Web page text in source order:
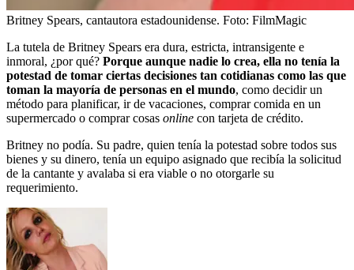
Britney Spears, cantautora estadounidense. Foto: FilmMagic
La tutela de Britney Spears era dura, estricta, intransigente e
inmoral, ¿por qué? Porque aunque nadie lo crea, ella no tenía la
potestad de tomar ciertas decisiones tan cotidianas como las que
toman la mayoría de personas en el mundo, como decidir un
método para planificar, ir de vacaciones, comprar comida en un
supermercado o comprar cosas online con tarjeta de crédito.
Britney no podía. Su padre, quien tenía la potestad sobre todos sus
bienes y su dinero, tenía un equipo asignado que recibía la solicitud
de la cantante y avalaba si era viable o no otorgarle su
requerimiento.